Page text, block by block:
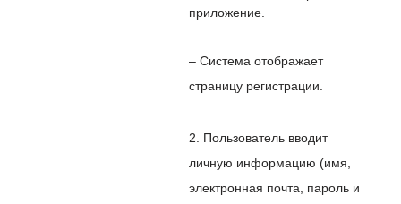
приложение.
– Система отображает
страницу регистрации.
2. Пользователь вводит
личную информацию (имя,
электронная почта, пароль и